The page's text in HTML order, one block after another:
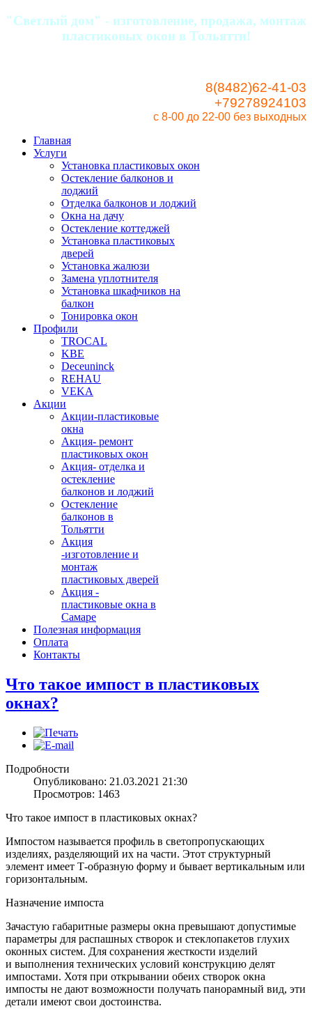
"Светлый дом" - изготовление, продажа, монтаж
пластиковых окон в Тольятти!
8(8482)62-41-03
+79278924103
с 8-00 до 22-00 без выходных
Главная
Услуги
Установка пластиковых окон
Остекление балконов и
лоджий
Отделка балконов и лоджий
Окна на дачу
Остекление коттеджей
Установка пластиковых
дверей
Установка жалюзи
Замена уплотнителя
Установка шкафчиков на
балкон
Тонировка окон
Профили
TROCAL
KBE
Deceuninck
REHAU
VEKA
Акции
Акции-пластиковые
окна
Акция- ремонт
пластиковых окон
Акция- отделка и
остекление
балконов и лоджий
Остекление
балконов в
Тольятти
Акция
-изготовление и
монтаж
пластиковых дверей
Акция -
пластиковые окна в
Самаре
Полезная информация
Оплата
Контакты
Что такое импост в пластиковых
окнах?
Подробности
Опубликовано: 21.03.2021 21:30
Просмотров: 1463
Что такое импост в пластиковых окнах?
Импостом называется профиль в светопропускающих
изделиях, разделяющий их на части. Этот структурный
элемент имеет Т-образную форму и бывает вертикальным или
горизонтальным.
Назначение импоста
Зачастую габаритные размеры окна превышают допустимые
параметры для распашных створок и стеклопакетов глухих
оконных систем. Для сохранения жесткости изделий
и выполнения технических условий конструкцию делят
импостами. Хотя при открывании обеих створок окна
импосты не дают возможности получать панорамный вид, эти
детали имеют свои достоинства.